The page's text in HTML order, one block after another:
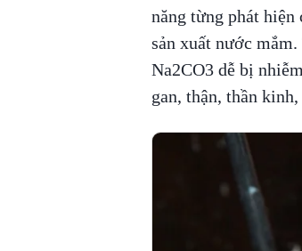
năng từng phát
sản xuất nước
Na2CO3 dễ bị
gan, thận, thần